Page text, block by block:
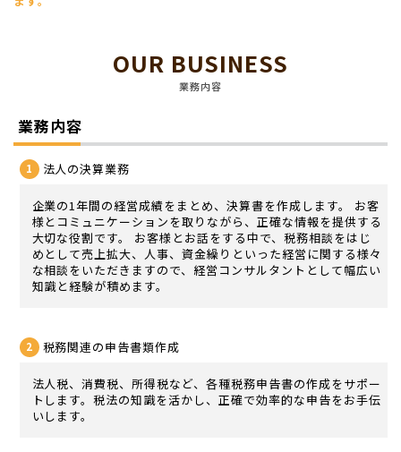
OUR BUSINESS
業務内容
業務内容
法人の決算業務
企業の1年間の経営成績をまとめ、決算書を作成します。 お客
様とコミュニケーションを取りながら、正確な情報を提供する
大切な役割です。 お客様とお話をする中で、税務相談をはじ
めとして売上拡大、人事、資金繰りといった経営に関する様々
な相談をいただきますので、経営コンサルタントとして幅広い
知識と経験が積めます。
税務関連の申告書類作成
法人税、消費税、所得税など、各種税務申告書の作成をサポー
トします。税法の知識を活かし、正確で効率的な申告をお手伝
いします。